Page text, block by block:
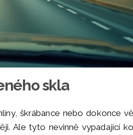
skla
škrábance nebo dokonce
Ale tyto nevinně vypadající